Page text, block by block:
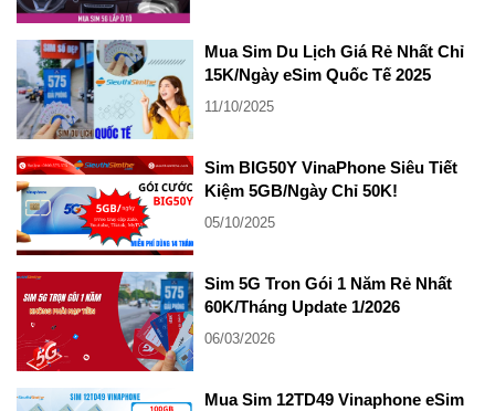
Mua Sim Du Lịch Giá Rẻ Nhất Chỉ
15K/Ngày eSim Quốc Tế 2025
11/10/2025
Sim BIG50Y VinaPhone Siêu Tiết
Kiệm 5GB/Ngày Chỉ 50K!
05/10/2025
Sim 5G Tron Gói 1 Năm Rẻ Nhất
60K/Tháng Update 1/2026
06/03/2026
Mua Sim 12TD49 Vinaphone eSim